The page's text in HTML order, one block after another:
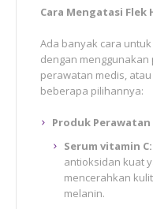
Cara Mengatasi Flek
Ada banyak cara
dengan
perawatan medis,
beberapa pilihannya:
Produk
Serum vitamin C:
antioksidan kuat
mencerahkan
melanin.